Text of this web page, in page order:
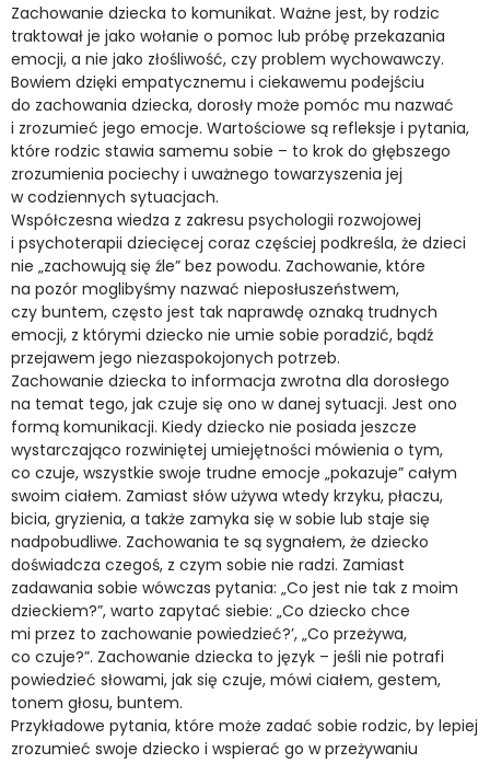
Zachowanie dziecka to komunikat. Ważne jest, by rodzic
traktował je jako wołanie o pomoc lub próbę przekazania
emocji, a nie jako złośliwość, czy problem wychowawczy.
Bowiem dzięki empatycznemu i ciekawemu podejściu
do zachowania dziecka, dorosły może pomóc mu nazwać
i zrozumieć jego emocje. Wartościowe są refleksje i pytania,
które rodzic stawia samemu sobie – to krok do głębszego
zrozumienia pociechy i uważnego towarzyszenia jej
w codziennych sytuacjach.
Współczesna wiedza z zakresu psychologii rozwojowej
i psychoterapii dziecięcej coraz częściej podkreśla, że dzieci
nie „zachowują się źle” bez powodu. Zachowanie, które
na pozór moglibyśmy nazwać nieposłuszeństwem,
czy buntem, często jest tak naprawdę oznaką trudnych
emocji, z którymi dziecko nie umie sobie poradzić, bądź
przejawem jego niezaspokojonych potrzeb.
Zachowanie dziecka to informacja zwrotna dla dorosłego
na temat tego, jak czuje się ono w danej sytuacji. Jest ono
formą komunikacji. Kiedy dziecko nie posiada jeszcze
wystarczająco rozwiniętej umiejętności mówienia o tym,
co czuje, wszystkie swoje trudne emocje „pokazuje” całym
swoim ciałem. Zamiast słów używa wtedy krzyku, płaczu,
bicia, gryzienia, a także zamyka się w sobie lub staje się
nadpobudliwe. Zachowania te są sygnałem, że dziecko
doświadcza czegoś, z czym sobie nie radzi. Zamiast
zadawania sobie wówczas pytania: „Co jest nie tak z moim
dzieckiem?”, warto zapytać siebie: „Co dziecko chce
mi przez to zachowanie powiedzieć?’, „Co przeżywa,
co czuje?”. Zachowanie dziecka to język – jeśli nie potrafi
powiedzieć słowami, jak się czuje, mówi ciałem, gestem,
tonem głosu, buntem.
Przykładowe pytania, które może zadać sobie rodzic, by lepiej
zrozumieć swoje dziecko i wspierać go w przeżywaniu